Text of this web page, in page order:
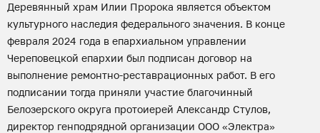
Деревянный храм Илии Пророка является объектом
культурного наследия федерального значения. В конце
февраля 2024 года в епархиальном управлении
Череповецкой епархии был подписан договор на
выполнение ремонтно-реставрационных работ. В его
подписании тогда приняли участие благочинный
Белозерского округа протоиерей Александр Стулов,
директор генподрядной организации ООО «Электра»